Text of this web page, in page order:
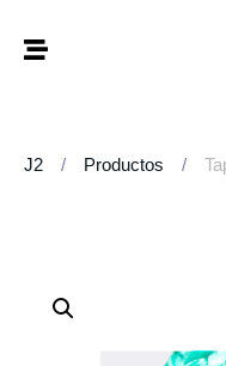
J2 / Productos /